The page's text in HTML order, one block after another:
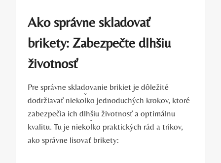
Ako správne skladovať
brikety: Zabezpečte dlhšiu
⁤životnosť
Pre správne skladovanie brikiet je​ dôležité
dodržiavať niekoľko jednoduchých krokov, ktoré
⁢zabezpečia ich dlhšiu životnosť ⁢a optimálnu
kvalitu. Tu je niekoľko praktických rád a trikov,‌
ako správne‍ lisovať brikety: